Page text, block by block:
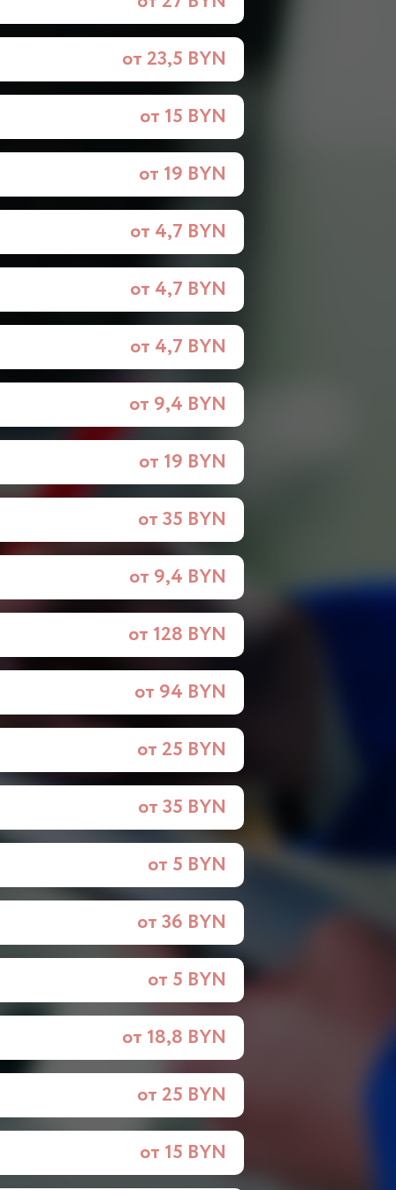
от 23,5 BYN
от 15 BYN
от 19 BYN
от 4,7 BYN
от 4,7 BYN
от 4,7 BYN
от 9,4 BYN
от 19 BYN
от 35 BYN
от 9,4 BYN
от 128 BYN
от 94 BYN
от 25 BYN
от 35 BYN
от 5 BYN
от 36 BYN
от 5 BYN
от 18,8 BYN
от 25 BYN
от 15 BYN